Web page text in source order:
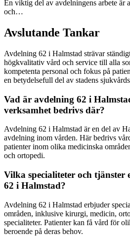
En viktig del av avdelningens arbete är
och…
Avslutande Tankar
Avdelning 62 i Halmstad strävar
högkvalitativ vård och service till alla
kompetenta personal och fokus på
en betydelsefull del av stadens
Vad är avdelning 62 i
verksamhet bedrivs där?
Avdelning 62 i Halmstad är en del av
avdelning inom vården. Här bedrivs
patienter inom olika medicinska
och ortopedi.
Vilka specialiteter och tjänster
62 i Halmstad?
Avdelning 62 i Halmstad erbjuder
områden, inklusive kirurgi, medicin,
specialiteter. Patienter kan få vård för
beroende på deras behov.